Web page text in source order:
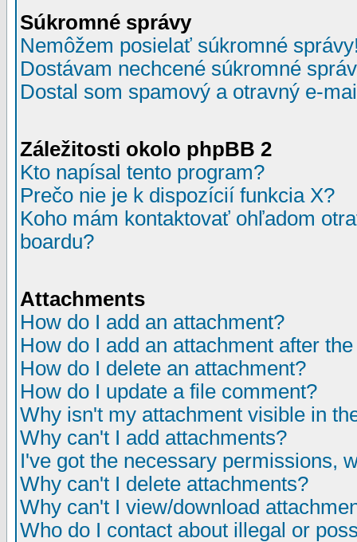
Súkromné správy
Nemôžem posielať súkromné
Dostávam nechcené súkromné
Dostal som spamový a otravný e-
Záležitosti okolo phpBB 2
Kto napísal tento program?
Prečo nie je k dispozícií funkcia X?
Koho mám kontaktovať ohľadom
boardu?
Attachments
How do I add an attachment?
How do I add an attachment after
How do I delete an attachment?
How do I update a file comment?
Why isn't my attachment visible in
Why can't I add attachments?
I've got the necessary permissions,
Why can't I delete attachments?
Why can't I view/download
Who do I contact about illegal or